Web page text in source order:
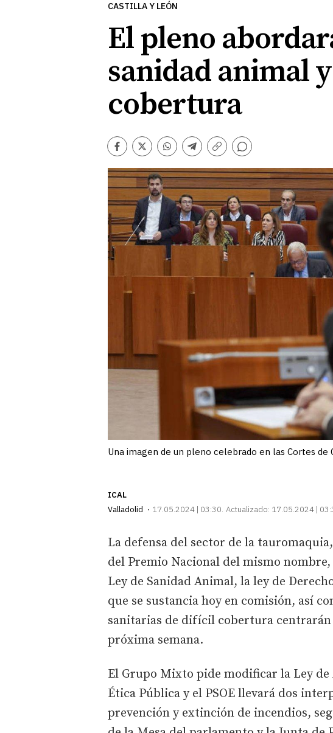
CASTILLA Y LEÓN
El pleno
sanidad animal
cobertura
Facebook
TwitterWhatsapp
Telegram
Copiar
enlace
Comentarios
Una imagen de un pleno celebrado en las Cortes de
ICAL
Valladolid
17.05.2024 | 03:30 Actualizado: 17.05.2024 |
La defensa del sector de la
del Premio Nacional del mismo
Ley de Sanidad Animal, la ley de
que se sustancia hoy en comisión, así
sanitarias de difícil cobertura centrarán
próxima semana.
El Grupo Mixto pide modificar la Ley de
Ética Pública y el PSOE llevará dos
prevención y extinción de incendios,